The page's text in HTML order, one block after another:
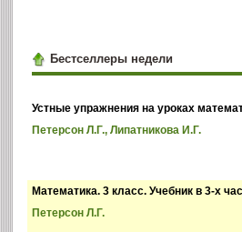
Бестселлеры недели
Устные упражнения на уроках
Петерсон Л.Г., Липатникова И.Г.
Математика. 3 класс. Учебник в 3-х
Петерсон Л.Г.